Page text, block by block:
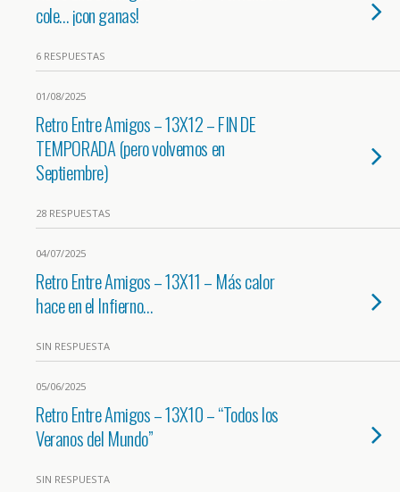
cole… ¡con ganas!
6 RESPUESTAS
01/08/2025
Retro Entre Amigos – 13X12 – FIN DE
TEMPORADA (pero volvemos en
Septiembre)
28 RESPUESTAS
04/07/2025
Retro Entre Amigos – 13X11 – Más calor
hace en el Infierno…
SIN RESPUESTA
05/06/2025
Retro Entre Amigos – 13X10 – “Todos los
Veranos del Mundo”
SIN RESPUESTA